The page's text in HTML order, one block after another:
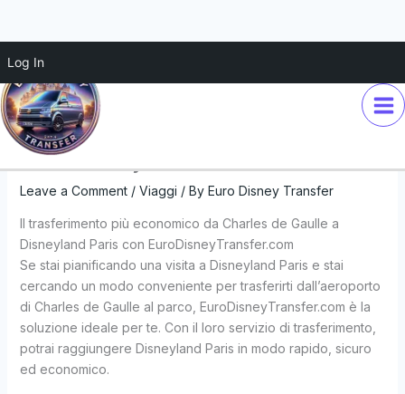
Log In
to
content
Il trasferimento più economico
da Charles de Gaulle a
Disneyland Paris con
EuroDisneyTransfer.com
Leave a Comment / Viaggi / By Euro Disney Transfer
Il trasferimento più economico da Charles de Gaulle a
Disneyland Paris con EuroDisneyTransfer.com
Se stai pianificando una visita a Disneyland Paris e stai
cercando un modo conveniente per trasferirti dall’aeroporto
di Charles de Gaulle al parco, EuroDisneyTransfer.com è la
soluzione ideale per te. Con il loro servizio di trasferimento,
potrai raggiungere Disneyland Paris in modo rapido, sicuro
ed economico.